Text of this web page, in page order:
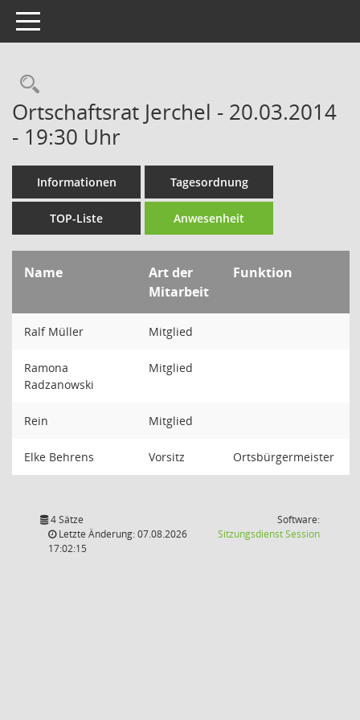
Toggle navigation
Rechercheauswahl
Ortschaftsrat Jerchel - 20.03.2014
- 19:30 Uhr
Informationen Tagesordnung
TOP-Liste Anwesenheit
Name
Art der
Mitarbeit
Funktion
Ralf Müller Mitglied
Ramona
Radzanowski
Mitglied
Rein Mitglied
Elke Behrens Vorsitz Ortsbürgermeister
4 Sätze
Letzte Änderung: 07.08.2026
17:02:15
Software:
SitzungsdienstSession(Wird in